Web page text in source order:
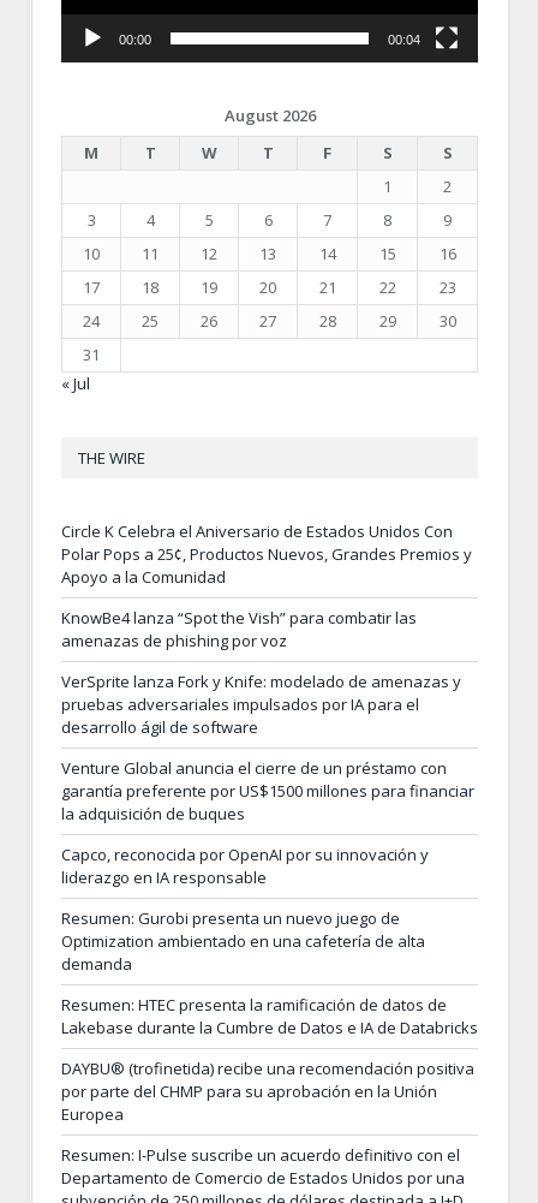
00:00 00:04
August 2026
M
T W T F S
S
1
2
3
4 5 6 7 8
9
10
11 12 13 14 15
16
17
18 19 20 21 22
23
24
25 26 27 28 29
30
31
« Jul
THE WIRE
Circle K Celebra el Aniversario de Estados Unidos Con
Polar Pops a 25¢, Productos Nuevos, Grandes Premios y
Apoyo a la Comunidad
KnowBe4 lanza “Spot the Vish” para combatir las
amenazas de phishing por voz
VerSprite lanza Fork y Knife: modelado de amenazas y
pruebas adversariales impulsados por IA para el
desarrollo ágil de software
Venture Global anuncia el cierre de un préstamo con
garantía preferente por US$1500 millones para financiar
la adquisición de buques
Capco, reconocida por OpenAI por su innovación y
liderazgo en IA responsable
Resumen: Gurobi presenta un nuevo juego de
Optimization ambientado en una cafetería de alta
demanda
Resumen: HTEC presenta la ramificación de datos de
Lakebase durante la Cumbre de Datos e IA de Databricks
DAYBU® (trofinetida) recibe una recomendación positiva
por parte del CHMP para su aprobación en la Unión
Europea
Resumen: I-Pulse suscribe un acuerdo definitivo con el
Departamento de Comercio de Estados Unidos por una